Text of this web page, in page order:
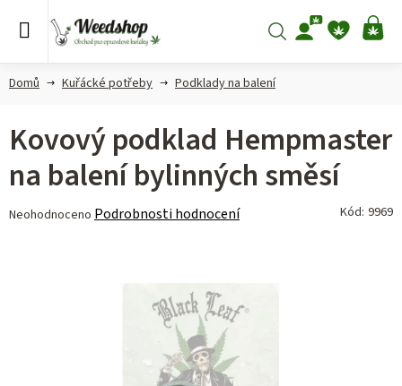
Hledat
Domů Kuřácké potřeby Podklady na balení
Kovový podklad Hempmaster
na balení bylinných směsí
Průměrné
Neohodnoceno Podrobnosti hodnocení Kód: 9969